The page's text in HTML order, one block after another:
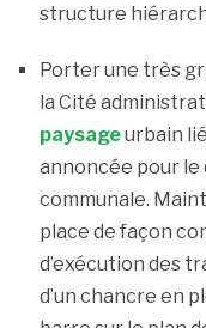
structure
Porter une très
la Cité
paysageurbain
annoncée pour le
communale.
place de façon
d’exécution des
d’un chancre en